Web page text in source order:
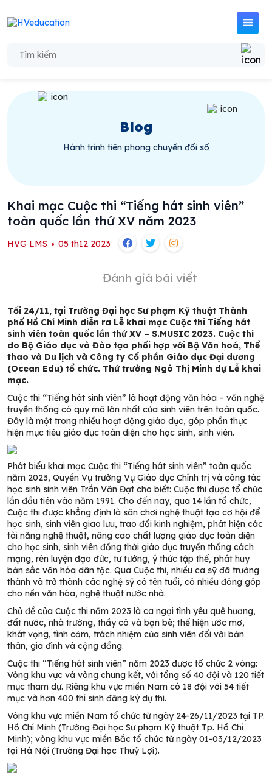
Blog
Hành trình tiên phong chuyển đổi số
Khai mạc Cuộc thi “Tiếng hát sinh viên”
toàn quốc lần thứ XV năm 2023
HVG LMS 05 th12 2023
Đánh giá bài viết
Tối 24/11, tại Trường Đại học Sư phạm Kỹ thuật Thành
phố Hồ Chí Minh diễn ra Lễ khai mạc Cuộc thi Tiếng hát
sinh viên toàn quốc lần thứ XV – S.MUSIC 2023. Cuộc thi
do Bộ Giáo dục và Đào tạo phối hợp với Bộ Văn hoá, Thể
thao và Du lịch và Công ty Cổ phần Giáo dục Đại dương
(Ocean Edu) tổ chức. Thứ trưởng Ngô Thị Minh dự Lễ khai
mạc.
Cuộc thi “Tiếng hát sinh viên” là hoạt động văn hóa – văn nghệ
truyền thống có quy mô lớn nhất của sinh viên trên toàn quốc.
Đây là một trong nhiều hoạt động giáo dục, góp phần thực
hiện mục tiêu giáo dục toàn diện cho học sinh, sinh viên.
Phát biểu khai mạc Cuộc thi “Tiếng hát sinh viên” toàn quốc
năm 2023, Quyền Vụ trưởng Vụ Giáo dục Chính trị và công tác
học sinh sinh viên Trần Văn Đạt cho biết: Cuộc thi được tổ chức
lần đầu tiên vào năm 1991. Cho đến nay, qua 14 lần tổ chức,
Cuộc thi được khẳng định là sân chơi nghệ thuật tạo cơ hội để
học sinh, sinh viên giao lưu, trao đổi kinh nghiệm, phát hiện các
tài năng nghệ thuật, nâng cao chất lượng giáo dục toàn diện
cho học sinh, sinh viên đồng thời giáo dục truyền thống cách
mạng, rèn luyện đạo đức, tư tưởng, ý thức tập thể, phát huy
bản sắc văn hóa dân tộc. Qua Cuộc thi, nhiều ca sỹ đã trưởng
thành và trở thành các nghệ sỹ có tên tuổi, có nhiều đóng góp
cho nền văn hóa, nghệ thuật nước nhà.
Chủ đề của Cuộc thi năm 2023 là ca ngợi tình yêu quê hương,
đất nước, nhà trường, thầy cô và bạn bè; thể hiện ước mơ,
khát vọng, tình cảm, trách nhiệm của sinh viên đối với bản
thân, gia đình và cộng đồng.
Cuộc thi “Tiếng hát sinh viên” năm 2023 được tổ chức 2 vòng:
Vòng khu vực và vòng chung kết, với tổng số 40 đội và 120 tiết
mục tham dự. Riêng khu vực miền Nam có 18 đội với 54 tiết
mục và hơn 400 thí sinh đăng ký dự thi.
Vòng khu vực miền Nam tổ chức từ ngày 24-26/11/2023 tại TP.
Hồ Chí Minh (Trường Đại học Sư phạm Kỹ thuật Tp. Hồ Chí
Minh); vòng khu vực miền Bắc tổ chức từ ngày 01-03/12/2023
tại Hà Nội (Trường Đại học Thuỷ Lợi).